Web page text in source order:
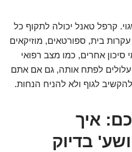
קרפל טאנל יכולה לתקוף כל
בית, ספורטאים, מוזיקאים
אחרים, כמו מצב רפואי
עלולים לפתח אותה, גם אם אתם
לגוף ולא להניח הנחות.
איך
בדיוק